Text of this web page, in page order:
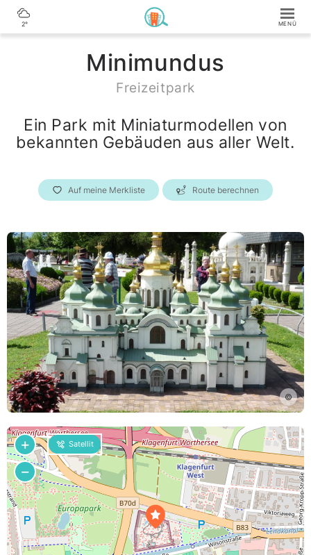
2°
Minimundus
Freizeitpark
Ein Park mit Miniaturmodellen von
bekannten Gebäuden aus aller Welt.
Auf meine Merkliste Route berechnen
©
Satellit
+
−